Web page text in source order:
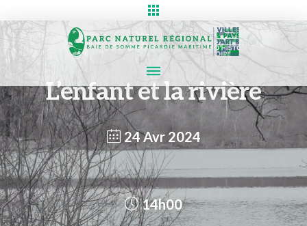
L’enfant et la rivière
24 Avr 2024
14h00